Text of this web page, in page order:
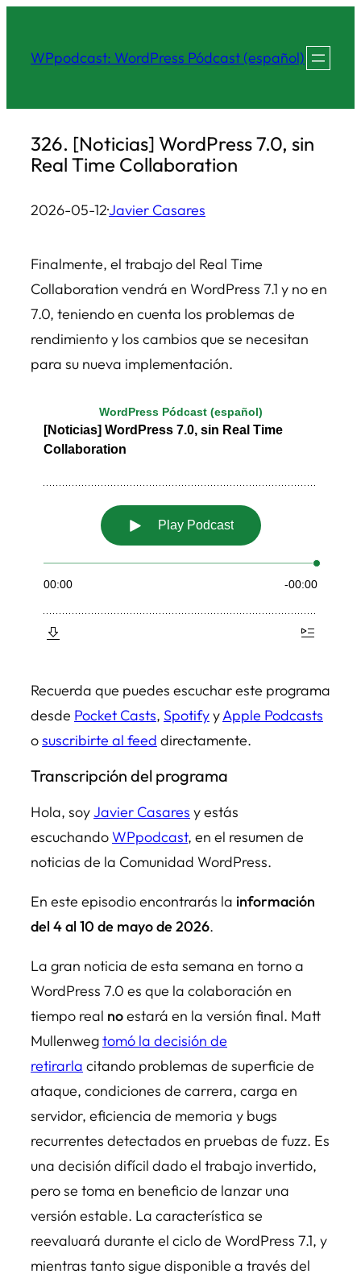
contenido
WPpodcast: WordPress Pódcast (español)
326. [Noticias] WordPress 7.0, sin
Real Time Collaboration
2026-05-12·Javier Casares
Finalmente, el trabajo del Real Time
Collaboration vendrá en WordPress 7.1 y no en
7.0, teniendo en cuenta los problemas de
rendimiento y los cambios que se necesitan
para su nueva implementación.
Recuerda que puedes escuchar este programa
desde Pocket Casts, SpotifyyApple Podcasts
osuscribirte al feed directamente.
Transcripción del programa
Hola, soyJavier Casares y estás
escuchandoWPpodcast, en el resumen de
noticias de la Comunidad WordPress.
En este episodio encontrarás la información
del 4 al 10 de mayo de 2026.
La gran noticia de esta semana en torno a
WordPress 7.0 es que la colaboración en
tiempo real noestará en la versión final. Matt
Mullenwegtomó la decisión de
retirarla citando problemas de superficie de
ataque, condiciones de carrera, carga en
servidor, eficiencia de memoria y bugs
recurrentes detectados en pruebas de fuzz. Es
una decisión difícil dado el trabajo invertido,
pero se toma en beneficio de lanzar una
versión estable. La característica se
reevaluará durante el ciclo de WordPress 7.1, y
mientras tanto sigue disponible a través del